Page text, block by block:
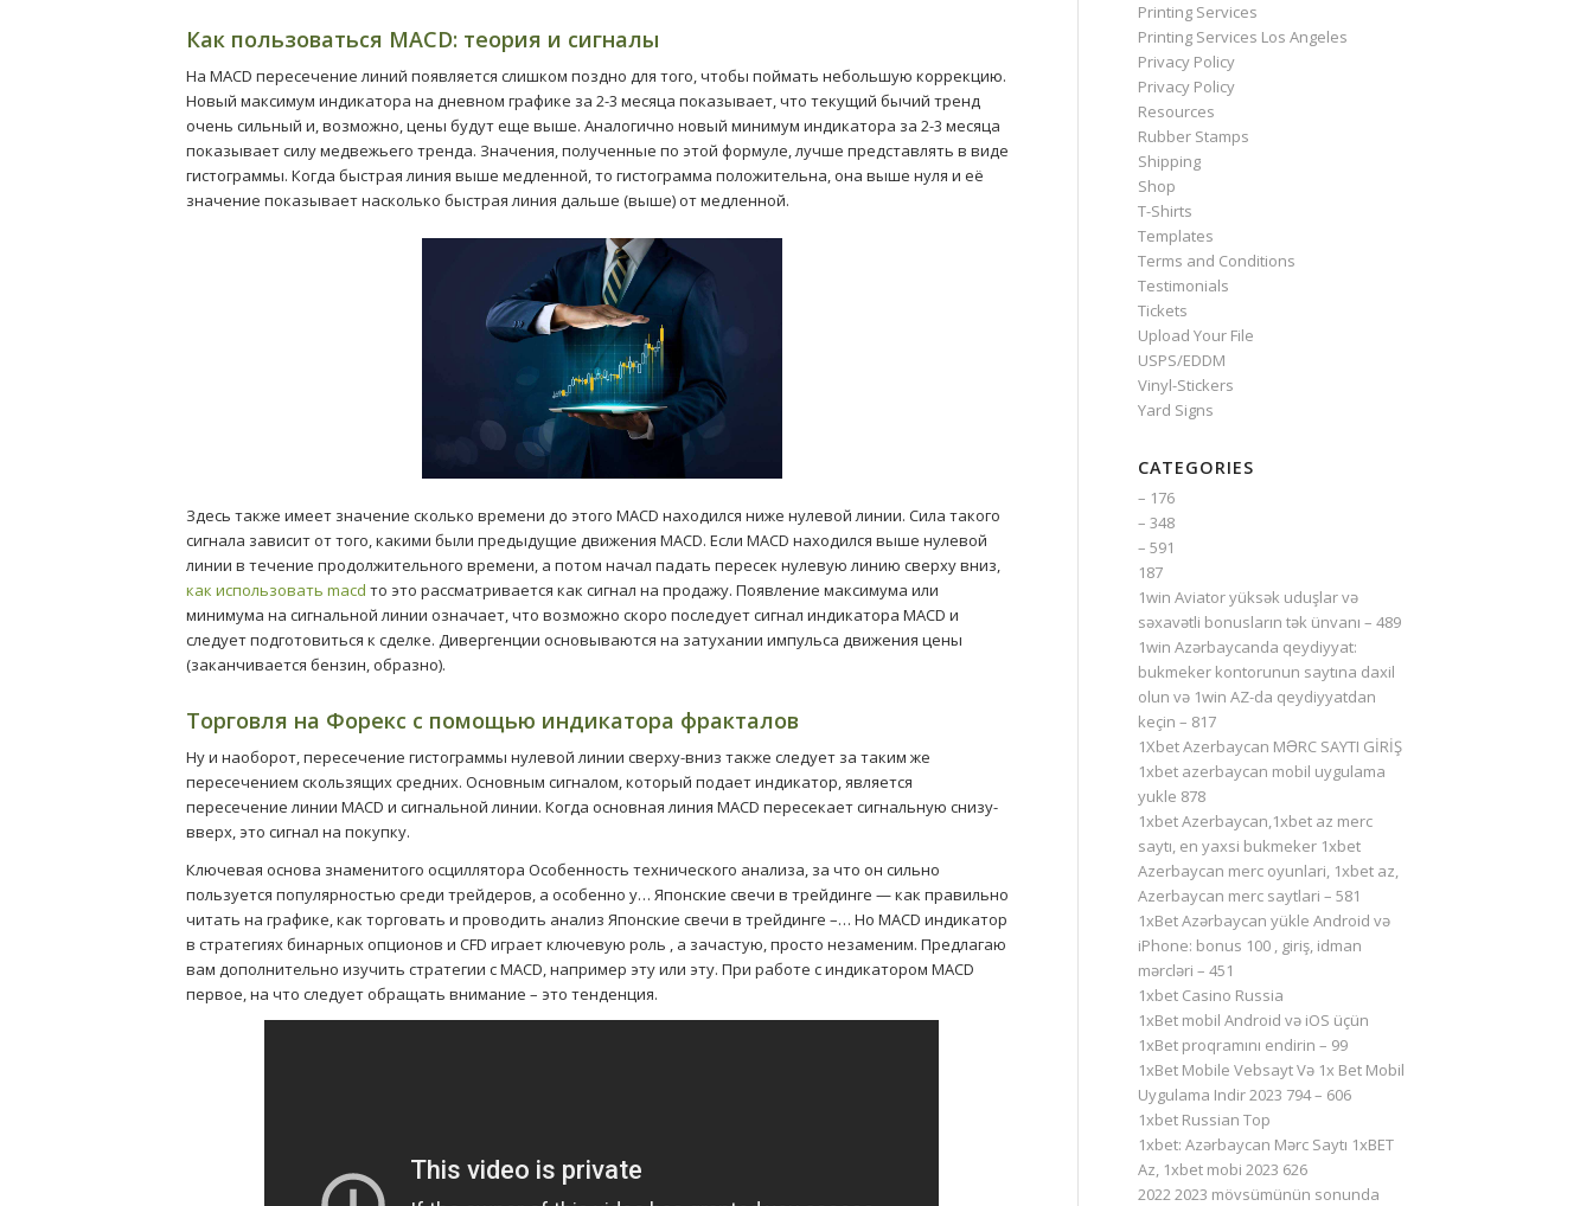
Как пользоваться MACD: теория и сигналы
На MACD пересечение линий появляется слишком поздно для того, чтобы поймать небольшую коррекцию.
Новый максимум индикатора на дневном графике за 2-3 месяца показывает, что текущий бычий тренд
очень сильный и, возможно, цены будут еще выше. Аналогично новый минимум индикатора за 2-3 месяца
показывает силу медвежьего тренда. Значения, полученные по этой формуле, лучше представлять в виде
гистограммы. Когда быстрая линия выше медленной, то гистограмма положительна, она выше нуля и её
значение показывает насколько быстрая линия дальше (выше) от медленной.
Здесь также имеет значение сколько времени до этого MACD находился ниже нулевой линии. Сила такого
сигнала зависит от того, какими были предыдущие движения MACD. Если MACD находился выше нулевой
линии в течение продолжительного времени, а потом начал падать пересек нулевую линию сверху вниз,
как использовать macd то это рассматривается как сигнал на продажу. Появление максимума или
минимума на сигнальной линии означает, что возможно скоро последует сигнал индикатора MACD и
следует подготовиться к сделке. Дивергенции основываются на затухании импульса движения цены
(заканчивается бензин, образно).
Торговля на Форекс с помощью индикатора фракталов
Ну и наоборот, пересечение гистограммы нулевой линии сверху-вниз также следует за таким же
пересечением скользящих средних. Основным сигналом, который подает индикатор, является
пересечение линии MACD и сигнальной линии. Когда основная линия MACD пересекает сигнальную снизу-
вверх, это сигнал на покупку.
Ключевая основа знаменитого осциллятора Особенность технического анализа, за что он сильно
пользуется популярностью среди трейдеров, а особенно у… Японские свечи в трейдинге — как правильно
читать на графике, как торговать и проводить анализ Японские свечи в трейдинге –… Но MACD индикатор
в стратегиях бинарных опционов и CFD играет ключевую роль , а зачастую, просто незаменим. Предлагаю
вам дополнительно изучить стратегии с MACD, например эту или эту. При работе с индикатором MACD
первое, на что следует обращать внимание – это тенденция.
Printing Services
Printing Services Los Angeles
Privacy Policy
Privacy Policy
Resources
Rubber Stamps
Shipping
Shop
T-Shirts
Templates
Terms and Conditions
Testimonials
Tickets
Upload Your File
USPS/EDDM
Vinyl-Stickers
Yard Signs
CATEGORIES
– 176
– 348
– 591
187
1win Aviator yüksək uduşlar və
səxavətli bonusların tək ünvanı – 489
1win Azərbaycanda qeydiyyat:
bukmeker kontorunun saytına daxil
olun və 1win AZ-da qeydiyyatdan
keçin – 817
1Xbet Azerbaycan MƏRC SAYTI GİRİŞ
1xbet azerbaycan mobil uygulama
yukle 878
1xbet Azerbaycan,1xbet az merc
saytı, en yaxsi bukmeker 1xbet
Azerbaycan merc oyunlari, 1xbet az,
Azerbaycan merc saytlari – 581
1xBet Azərbaycan yükle Android və
iPhone: bonus 100 , giriş, idman
mərcləri – 451
1xbet Casino Russia
1xBet mobil Android və iOS üçün
1xBet proqramını endirin – 99
1xBet Mobile Vebsayt Və 1x Bet Mobil
Uygulama Indir 2023 794 – 606
1xbet Russian Top
1xbet: Azərbaycan Mərc Saytı 1xBET
Az, 1xbet mobi 2023 626
2022 2023 mövsümünün sonunda